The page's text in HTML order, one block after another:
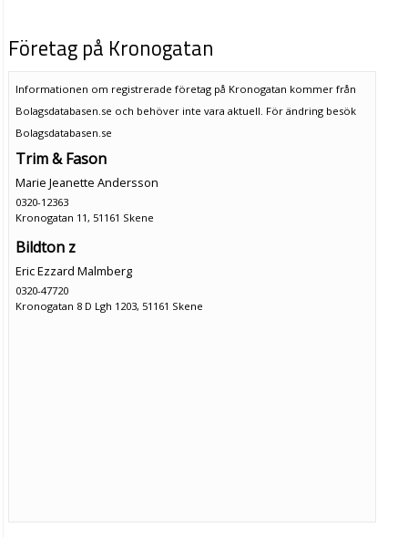
Företag på Kronogatan
Informationen om registrerade företag på Kronogatan kommer från
Bolagsdatabasen.se och behöver inte vara aktuell. För ändring besök
Bolagsdatabasen.se
Trim & Fason
Marie Jeanette Andersson
0320-12363
Kronogatan 11, 51161 Skene
Bildton z
Eric Ezzard Malmberg
0320-47720
Kronogatan 8 D Lgh 1203, 51161 Skene